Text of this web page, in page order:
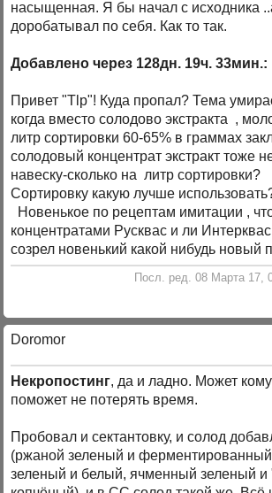
насыщенная. Я бы начал с исходника
доробатывал по себя. Как то так.
Добавлено через 128дн. 19ч. 33мин.:
Привет "Tlp"! Куда пропал? Тема
когда вместо солодово экстракта ,
литр сортировки 60-65% в граммах
солодовый концентрат экстракт тоже
навеску-сколько на литр сортировки?
Сортировку какую лучше
Новенькое по рецептам имитации ,
концентратами Русквас и ли
созрел новенький какой нибудь новый
Посл. ред. 08 Марта 17,
Doromor
Некропостинг, да и ладно. Может
поможет не потерять время.
Пробовал и сектантовку, и солод
(ржаной зеленый и
зеленый и белый, ячменный зеленый и